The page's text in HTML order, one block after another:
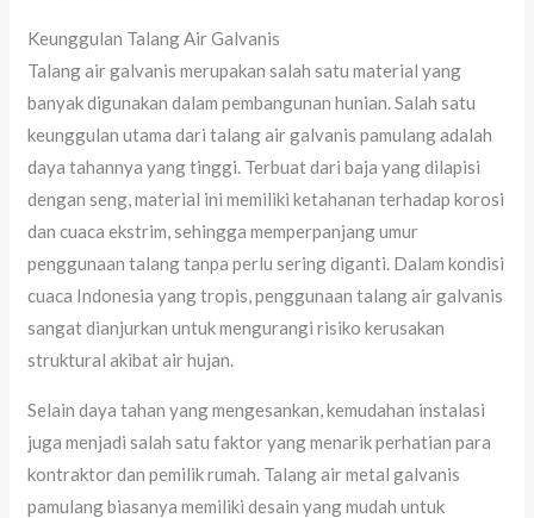
Keunggulan Talang Air Galvanis
Talang air galvanis merupakan salah satu material yang
banyak digunakan dalam pembangunan hunian. Salah satu
keunggulan utama dari talang air galvanis pamulang adalah
daya tahannya yang tinggi. Terbuat dari baja yang dilapisi
dengan seng, material ini memiliki ketahanan terhadap korosi
dan cuaca ekstrim, sehingga memperpanjang umur
penggunaan talang tanpa perlu sering diganti. Dalam kondisi
cuaca Indonesia yang tropis, penggunaan talang air galvanis
sangat dianjurkan untuk mengurangi risiko kerusakan
struktural akibat air hujan.
Selain daya tahan yang mengesankan, kemudahan instalasi
juga menjadi salah satu faktor yang menarik perhatian para
kontraktor dan pemilik rumah. Talang air metal galvanis
pamulang biasanya memiliki desain yang mudah untuk